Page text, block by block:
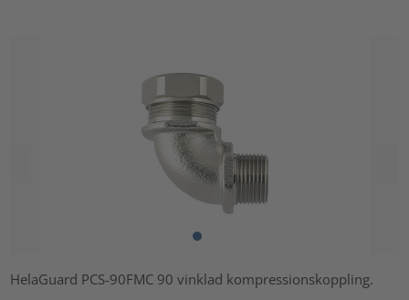
HelaGuard PCS-90FMC 90 vinklad kompressionskoppling.